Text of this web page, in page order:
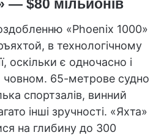
— $80 мільйонів
«Phoenix 1000»
в технологічному
оскільки є одночасно і
човном. 65-метрове судно
спортзалів, винний
інші зручності. «Яхта»
на глибину до 300